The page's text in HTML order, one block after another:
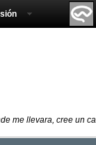
me llevara, cree un